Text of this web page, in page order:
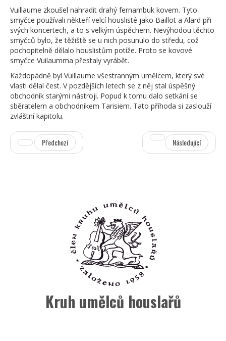
Vuillaume zkoušel nahradit drahý fernambuk kovem. Tyto
smyčce používali někteří velcí houslisté jako Baillot a Alard při
svých koncertech, a to s velkým úspěchem. Nevýhodou těchto
smyčců bylo, že těžiště se u nich posunulo do středu, což
pochopitelně dělalo houslistům potíže. Proto se kovové
smyčce Vuilaumma přestaly vyrábět.
Každopádně byl Vuillaume všestranným umělcem, který své
vlasti dělal čest. V pozdějších letech se z něj stal úspěšný
obchodník starými nástroji. Popud k tomu dalo setkání se
sběratelem a obchodníkem Tarisiem. Tato příhoda si zaslouží
zvláštní kapitolu.
Předchozí Následující
Kruh umělců houslařů